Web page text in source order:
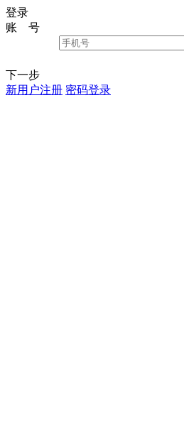
登录
账 号
下一步
新用户注册 密码登录